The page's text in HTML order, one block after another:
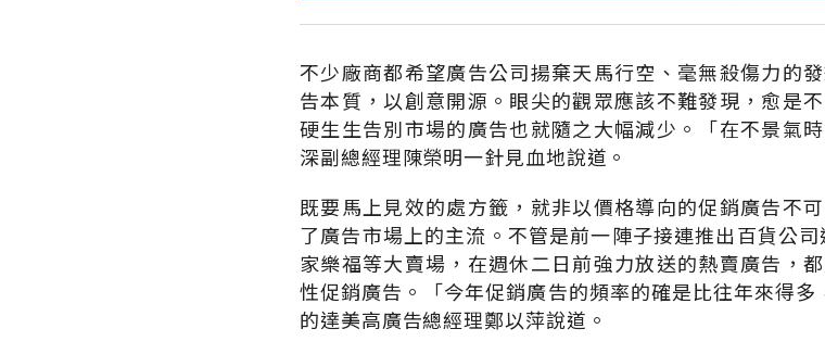
不少廠商都希望廣告公司揚棄天馬行空、毫無殺傷力的
告本質，以創意開源。眼尖的觀眾應該不難發現，愈是
硬生生告別市場的廣告也就隨之大幅減少。「在不景氣
深副總經理陳榮明一針見血地說道。
既要馬上見效的處方籤，就非以價格導向的促銷廣告不
了廣告市場上的主流。不管是前一陣子接連推出百貨公
家樂福等大賣場，在週休二日前強力放送的熱賣廣告，
性促銷廣告。「今年促銷廣告的頻率的確是比往年來得
的達美高廣告總經理鄭以萍說道。